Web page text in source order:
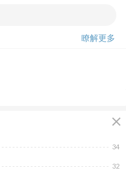
瞭解更多
close
32
34